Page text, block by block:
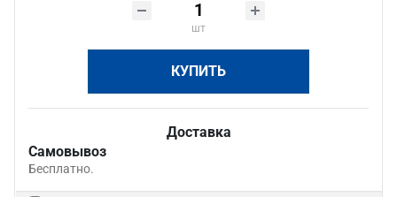
шт
КУПИТЬ
Доставка
Самовывоз
Бесплатно.